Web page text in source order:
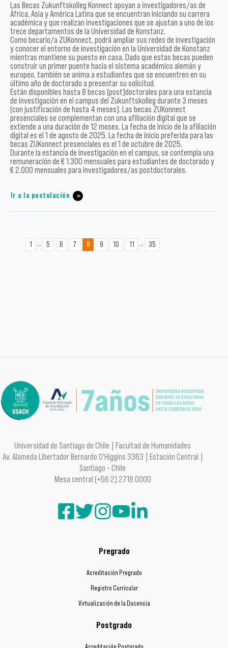
Las Becas Zukunftskolleg Konnect apoyan a investigadores/as de
África, Asia y América Latina que se encuentran iniciando su carrera
académica y que realizan investigaciones que se ajustan a uno de los
trece departamentos de la Universidad de Konstanz.
Como becario/a ZUKonnect, podrá ampliar sus redes de investigación
y conocer el entorno de investigación en la Universidad de Konstanz
mientras mantiene su puesto en casa. Dado que estas becas pueden
construir un primer puente hacia el sistema académico alemán y
europeo, también se anima a estudiantes que se encuentren en su
último año de doctorado a presentar su solicitud.
Están disponibles hasta 8 becas (post)doctorales para una estancia
de investigación en el campus del Zukunftskolleg durante 3 meses
(con justificación de hasta 4 meses). Las becas ZUKonnect
presenciales se complementan con una afiliación digital que se
extiende a una duración de 12 meses. La fecha de inicio de la afiliación
digital es el 1 de agosto de 2025. La fecha de inicio preferida para las
becas ZUKonnect presenciales es el 1 de octubre de 2025.
Durante la estancia de investigación en el campus, se contempla una
remuneración de € 1.300 mensuales para estudiantes de doctorado y
€ 2.000 mensuales para investigadores/as postdoctorales.
Ir a la postulación
1 ... 5 6 7 8 9 10 11 ... 35
Universidad de Santiago de Chile | Facultad de Humanidades
Av. Alameda Libertador Bernardo O'Higgins 3363 | Estación Central |
Santiago - Chile
Mesa central (+56 2) 2718 0000
Pregrado
Acreditación Pregrado
Registro Curricular
Virtualización de la Docencia
Postgrado